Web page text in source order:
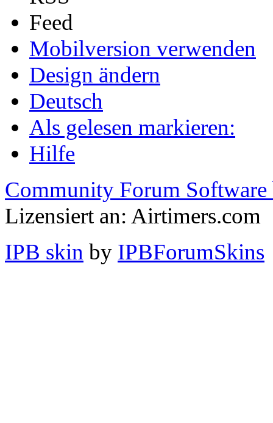
Mobilversion verwenden
Design ändern
Deutsch
Als gelesen markieren:
Hilfe
Community Forum Software
Lizensiert an: Airtimers.com
IPB skin by IPBForumSkins